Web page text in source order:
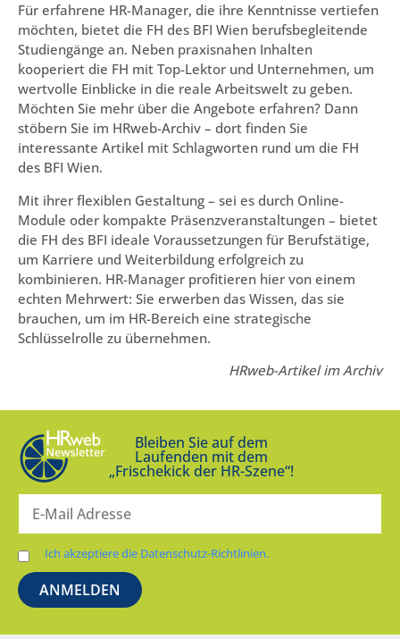
Für erfahrene HR-Manager, die ihre Kenntnisse vertiefen
möchten, bietet die FH des BFI Wien berufsbegleitende
Studiengänge an. Neben praxisnahen Inhalten
kooperiert die FH mit Top-Lektor und Unternehmen, um
wertvolle Einblicke in die reale Arbeitswelt zu geben.
Möchten Sie mehr über die Angebote erfahren? Dann
stöbern Sie im HRweb-Archiv – dort finden Sie
interessante Artikel mit Schlagworten rund um die FH
des BFI Wien.
Mit ihrer flexiblen Gestaltung – sei es durch Online-
Module oder kompakte Präsenzveranstaltungen – bietet
die FH des BFI ideale Voraussetzungen für Berufstätige,
um Karriere und Weiterbildung erfolgreich zu
kombinieren. HR-Manager profitieren hier von einem
echten Mehrwert: Sie erwerben das Wissen, das sie
brauchen, um im HR-Bereich eine strategische
Schlüsselrolle zu übernehmen.
HRweb-Artikel im Archiv
Bleiben Sie auf dem
Laufenden mit dem
„Frischekick der HR-Szene“!
Ich akzeptiere die Datenschutz-Richtlinien.